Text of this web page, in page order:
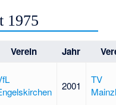
1975
Verein Jahr
2001
TV